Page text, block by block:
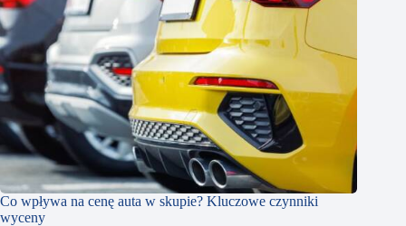
Co wpływa na cenę auta w skupie? Kluczowe czynniki
wyceny